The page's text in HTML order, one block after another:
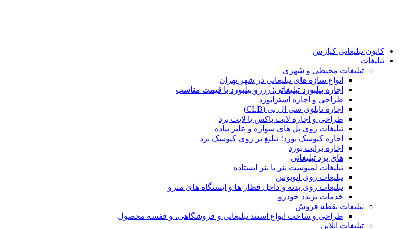
کانون تبلیغاتی کیارس
تبلیغات
تبلیغات محیطی و شهری
انواع سازه‌ های تبلیغاتی در شهر تهران
اجاره بیلبورد تبلیغاتی؛ رزرو بیلبورد با قیمت مناسب
طراحی و اجاره استرابورد
اجاره تابلوی سی ال بی (CLB)
طراحی و اجاره لایت باکس یا لایت برد
تبلیغات روی پل های سواره و عابر پیاده
اجاره کیوسک بورد؛ تبلیغ بر روی کیوسک برد
اجاره برایت بورد
های برد تبلیغاتی
تبلیغات لمپوست بنر یا بنر ایستاده
تبلیغات روی اتوبوس
تبلیغات روی بدنه و داخل قطار ها و ایستگاه های مترو
خدمات برندد خودرو
تبلیغات نقطه فروش
طراحی و ساخت انواع استند تبلیغاتی و فروشگاهی، و قفسه محصول
تبلیغات انلاین